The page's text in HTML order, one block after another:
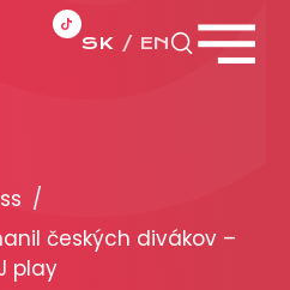
SK EN
/
českých divákov –
play